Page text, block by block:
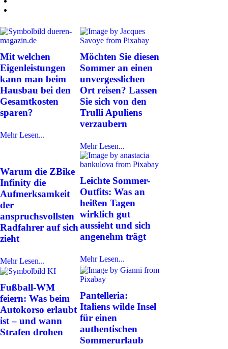
Mit welchen
Eigenleistungen
kann man beim
Hausbau bei den
Gesamtkosten
sparen?
Mehr Lesen...
Möchten Sie diesen
Sommer an einen
unvergesslichen
Ort reisen? Lassen
Sie sich von den
Trulli Apuliens
verzaubern
Mehr Lesen...
Warum die ZBike
Infinity die
Aufmerksamkeit
der
anspruchsvollsten
Radfahrer auf sich
zieht
Mehr Lesen...
Leichte Sommer-
Outfits: Was an
heißen Tagen
wirklich gut
aussieht und sich
angenehm trägt
Mehr Lesen...
Fußball-WM
feiern: Was beim
Autokorso erlaubt
ist – und wann
Strafen drohen
Pantelleria:
Italiens wilde Insel
für einen
authentischen
Sommerurlaub